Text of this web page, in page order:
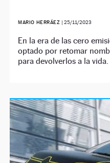
MARIO HERRÁEZ | 25/11/2023
En la era de las cero
optado por retomar
para devolverlos a la vida.